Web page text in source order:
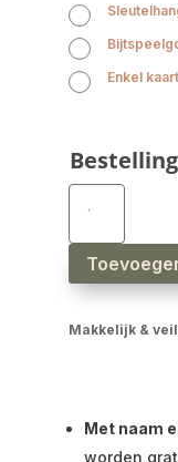
Enkel
Babyslab
letters
Makkelijk &
Met naam
worden